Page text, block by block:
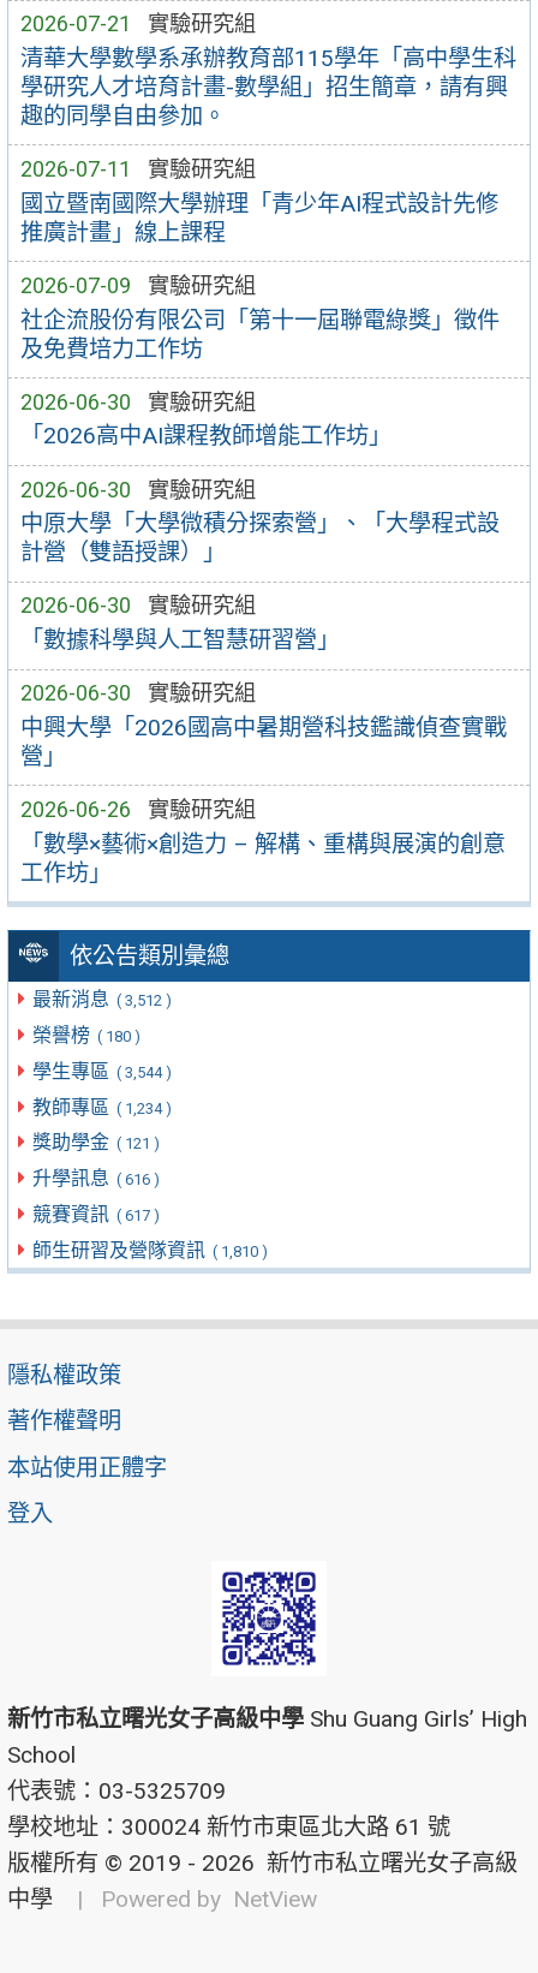
2026-07-21 實驗研究組
清華大學數學系承辦教育部115學年「高中學生科
學研究人才培育計畫-數學組」招生簡章，請有興
趣的同學自由參加。
2026-07-11 實驗研究組
國立暨南國際大學辦理「青少年AI程式設計先修
推廣計畫」線上課程
2026-07-09 實驗研究組
社企流股份有限公司「第十一屆聯電綠獎」徵件
及免費培力工作坊
2026-06-30 實驗研究組
「2026高中AI課程教師增能工作坊」
2026-06-30 實驗研究組
中原大學「大學微積分探索營」、「大學程式設
計營（雙語授課）」
2026-06-30 實驗研究組
「數據科學與人工智慧研習營」
2026-06-30 實驗研究組
中興大學「2026國高中暑期營科技鑑識偵查實戰
營」
2026-06-26 實驗研究組
「數學×藝術×創造力 – 解構、重構與展演的創意
工作坊」
依公告類別彙總
最新消息 ( 3,512 )
榮譽榜 ( 180 )
學生專區 ( 3,544 )
教師專區 ( 1,234 )
獎助學金 ( 121 )
升學訊息 ( 616 )
競賽資訊 ( 617 )
師生研習及營隊資訊 ( 1,810 )
隱私權政策
著作權聲明
本站使用正體字
登入
新竹市私立曙光女子高級中學 Shu Guang Girls’ High
School
代表號：03-5325709
學校地址：300024 新竹市東區北大路 61 號
版權所有 © 2019 - 2026 新竹市私立曙光女子高級
中學
| Powered by NetView